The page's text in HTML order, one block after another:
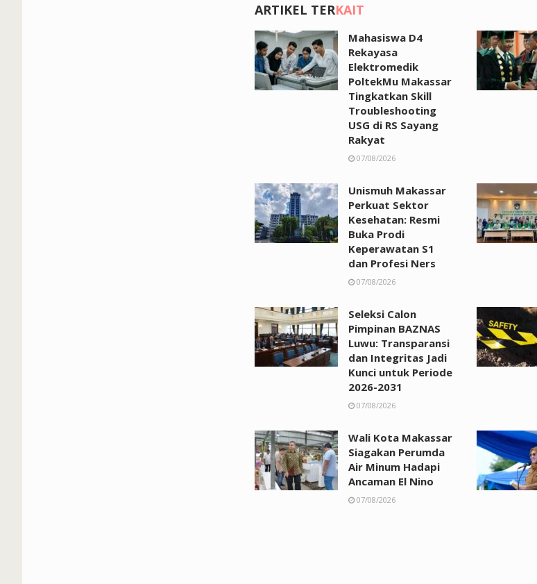
ARTIKEL TERKAIT
Mahasiswa D4
Rekayasa
Elektromedik
PoltekMu Makassar
Tingkatkan Skill
Troubleshooting
USG di RS Sayang
Rakyat
07/08/2026
Unismuh Makassar
Perkuat Sektor
Kesehatan: Resmi
Buka Prodi
Keperawatan S1
dan Profesi Ners
07/08/2026
Seleksi Calon
Pimpinan BAZNAS
Luwu: Transparansi
dan Integritas Jadi
Kunci untuk Periode
2026-2031
07/08/2026
Wali Kota Makassar
Siagakan Perumda
Air Minum Hadapi
Ancaman El Nino
07/08/2026